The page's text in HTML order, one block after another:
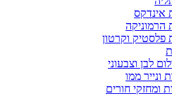
אינדקס
הרמוניקה
פלסטיק וקרטון
לבן וצבעוני
ונייר ממו
ומחזקי חורים